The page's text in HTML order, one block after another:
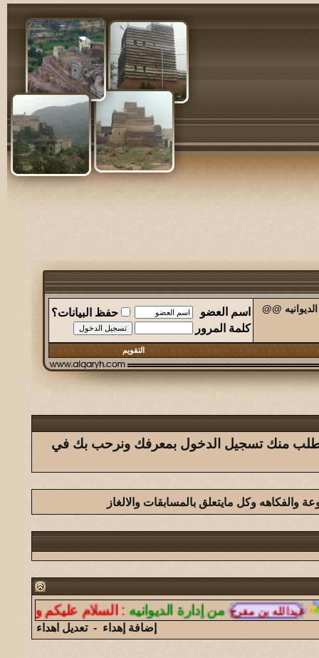
@@ اسم العضو
حفظ البيانات؟
كلمة المرور
التقويم
يتطلب منك تسجيل الدخول بمعرفك ونرحب بك في
والفكاهه وكل مايتعلق بالمسابقات والالغاز
من إدارة الديوانيه :السلام عليكم ورحمة
إضافة إهداء -تعديل اهداء